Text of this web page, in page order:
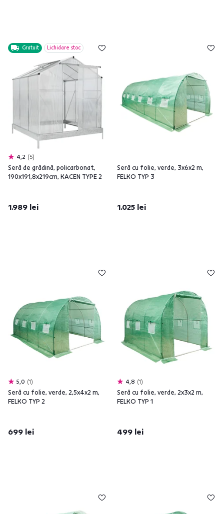
Gratuit Lichidare stoc
4,2 5
Seră de grădină, policarbonat,
190x191,8x219cm, KACEN TYPE 2
1.989 lei
Seră cu folie, verde, 3x6x2 m,
FELKO TYP 3
1.025 lei
5,0 1
Seră cu folie, verde, 2,5x4x2 m,
FELKO TYP 2
699 lei
4,8 1
Seră cu folie, verde, 2x3x2 m,
FELKO TYP 1
499 lei